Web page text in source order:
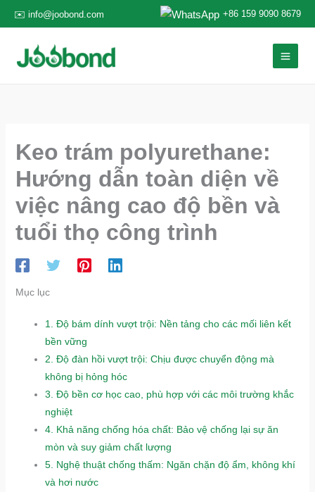
tới
dung
✉️ info@joobond.com +86 159 9090 8679
Keo trám polyurethane:
Hướng dẫn toàn diện về
việc nâng cao độ bền và
tuổi thọ công trình
Mục lục
1. Độ bám dính vượt trội: Nền tảng cho các mối liên kết
bền vững
2. Độ đàn hồi vượt trội: Chịu được chuyển động mà
không bị hỏng hóc
3. Độ bền cơ học cao, phù hợp với các môi trường khắc
nghiệt
4. Khả năng chống hóa chất: Bảo vệ chống lại sự ăn
mòn và suy giảm chất lượng
5. Nghệ thuật chống thấm: Ngăn chặn độ ẩm, không khí
và hơi nước